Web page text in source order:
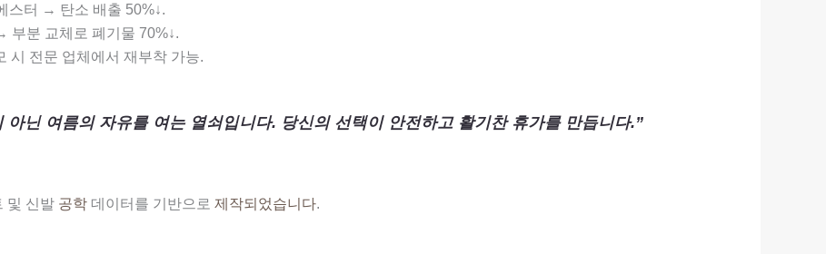
스터 → 탄소 배출 50%↓.
부분 교체로 폐기물 70%↓.
시 전문 업체에서 재부착 가능.
아닌 여름의 자유를 여는 열쇠입니다. 당신의 선택이 안전하고 활기찬 휴가를 만듭니다.”
및 신발 공학 데이터를 기반으로 제작되었습니다.